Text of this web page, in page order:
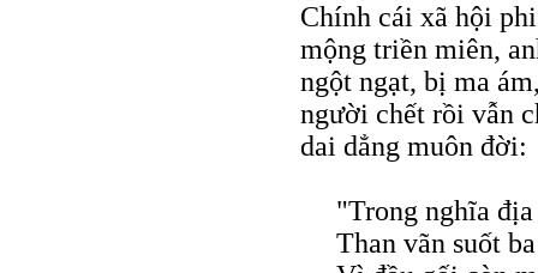
Chính cái xã hội
mộng triền miên,
ngột ngạt, bị ma
người chết rồi vẫn
dai dẳng muôn đời:
"Trong nghĩa
Than vãn suốt